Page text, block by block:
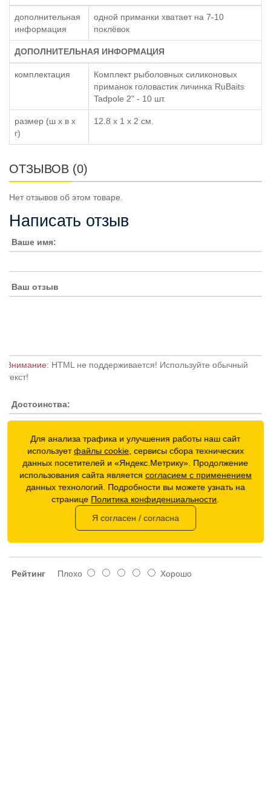
дополнительная
информация
одной приманки хватает на 7-10
поклёвок
ДОПОЛНИТЕЛЬНАЯ ИНФОРМАЦИЯ
комплектация
Комплект рыболовных силиконовых
приманок головастик личинка RuBaits
Tadpole 2" - 10 шт.
размер (ш x в x
г)
12.8 x 1 x 2 см.
ОТЗЫВОВ (0)
Нет отзывов об этом товаре.
Написать отзыв
Ваше имя:
Ваш отзыв
Внимание: HTML не поддерживается! Используйте обычный
текст!
Достоинства:
Недостатки:
Рейтинг Плохо Хорошо
Для анализа трафика и улучшения работы наш сайт
используетфайлы cookie , сервисы сбора технических
данных посетителей и «Яндекс.Метрику». Продолжение
использования сайта является согласием с применением
данных технологий. Подробности вы можете узнать на
странице Политика конфиденциальности
Я согласен / согласна